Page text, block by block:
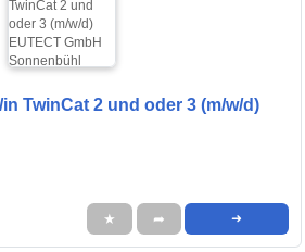
TwinCat 2 und oder 3 (m/w/d)
★ ➦ ➜